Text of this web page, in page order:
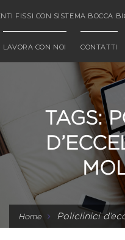
FISSI CON SISTEMA BOCCA
LAVORA CON NOI CONTATTI
TAGS:
Home Policlinici